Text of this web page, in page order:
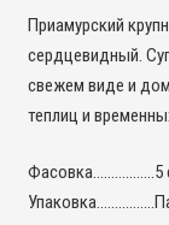
Приамурский
сердцевидный.
свежем виде и
теплиц и
Фасовка……………..5